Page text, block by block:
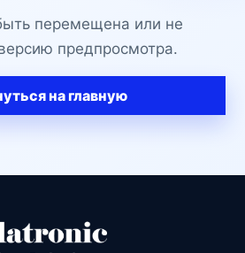
перемещена или не
предпросмотра.
на главную